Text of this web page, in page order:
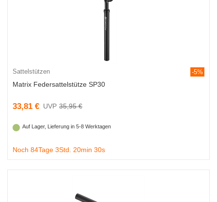
Sattelstützen -5%
Matrix Federsattelstütze SP30
33,81 € 35,95 €
Auf Lager, Lieferung in 5-8 Werktagen
Noch 84Tage 3Std. 20min 29s